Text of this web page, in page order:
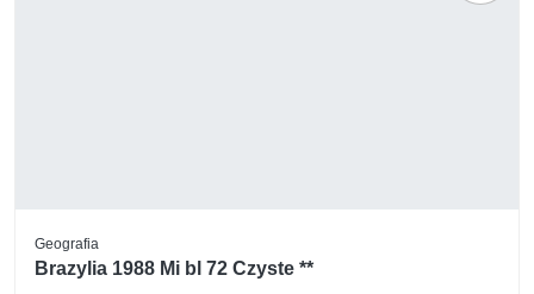
Geografia
Brazylia 1988 Mi bl 72 Czyste **